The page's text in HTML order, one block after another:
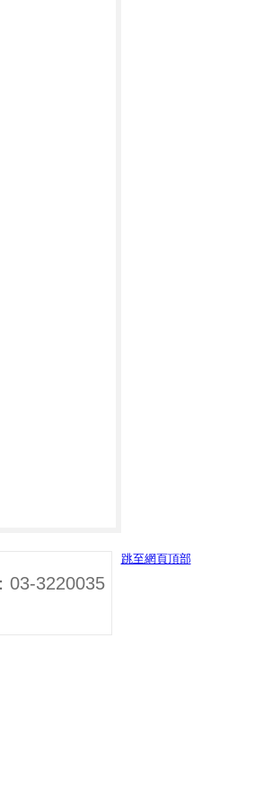
03-3220035
跳至網頁頂部